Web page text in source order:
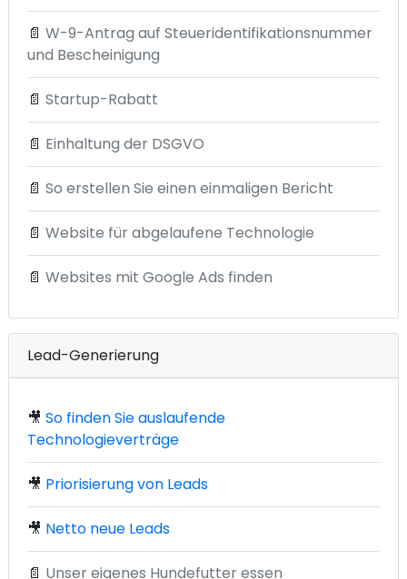
📄 W-9-Antrag auf Steueridentifikationsnummer
und Bescheinigung
📄 Startup-Rabatt
📄 Einhaltung der DSGVO
📄 So erstellen Sie einen einmaligen Bericht
📄 Website für abgelaufene Technologie
📄 Websites mit Google Ads finden
Lead-Generierung
🎥 So finden Sie auslaufende
Technologieverträge
🎥 Priorisierung von Leads
🎥 Netto neue Leads
📄 Unser eigenes Hundefutter essen